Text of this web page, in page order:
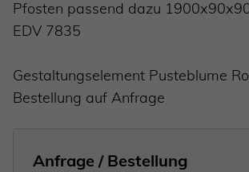
Pfosten passend dazu
EDV 7835
Gestaltungselement Pusteblume
Bestellung auf Anfrage
Anfrage / Bestellung